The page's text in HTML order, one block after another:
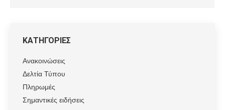
ΚΑΤΗΓΟΡΙΕΣ
Ανακοινώσεις
Δελτία Τύπου
Πληρωμές
Σημαντικές ειδήσεις